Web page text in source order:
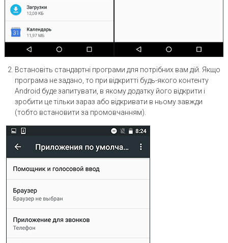
Встановіть стандартні програми для потрібних вам дій. Якщо
програма не задано, то при відкритті будь-якого контенту
Android буде запитувати, в якому додатку його відкрити і
зробити це тільки зараз або відкривати в ньому завжди
(тобто встановити за промовчанням).